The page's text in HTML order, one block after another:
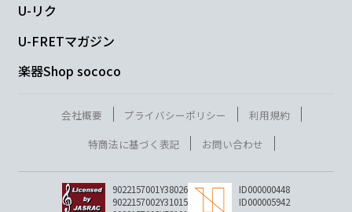
U-リク
U-FRETマガジン
楽器Shop sococo
会社概要 プライバシーポリシー
利用規約
特商法に基づく表記
お問い合わせ
9022157001Y38026
9022157002Y31015
ID000000448
ID000005942